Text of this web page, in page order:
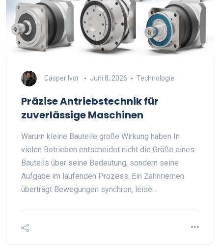
Casper Ivor Juni 8, 2026 Technologie
Präzise Antriebstechnik für
zuverlässige Maschinen
Warum kleine Bauteile große Wirkung haben In
vielen Betrieben entscheidet nicht die Größe eines
Bauteils über seine Bedeutung, sondern seine
Aufgabe im laufenden Prozess. Ein Zahnriemen
überträgt Bewegungen synchron, leise…